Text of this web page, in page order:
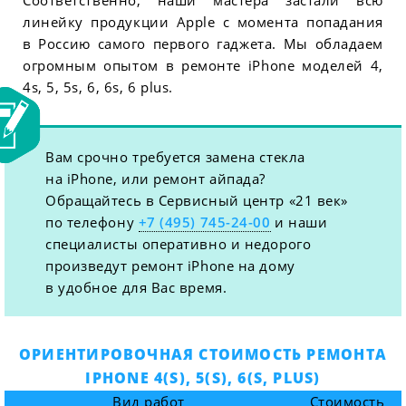
линейку продукции Apple с момента попадания
в Россию самого первого гаджета. Мы обладаем
огромным опытом в ремонте iPhone моделей 4,
4s, 5, 5s, 6, 6s, 6 plus.
Вам срочно требуется замена стекла
на iPhone, или ремонт айпада?
Обращайтесь в Сервисный центр «21 век»
по телефону +7 (495) 745-24-00 и наши
специалисты оперативно и недорого
произведут ремонт iPhone на дому
в удобное для Вас время.
ОРИЕНТИРОВОЧНАЯ СТОИМОСТЬ РЕМОНТА
IPHONE 4(S), 5(S), 6(S, PLUS)
Вид работ Стоимость